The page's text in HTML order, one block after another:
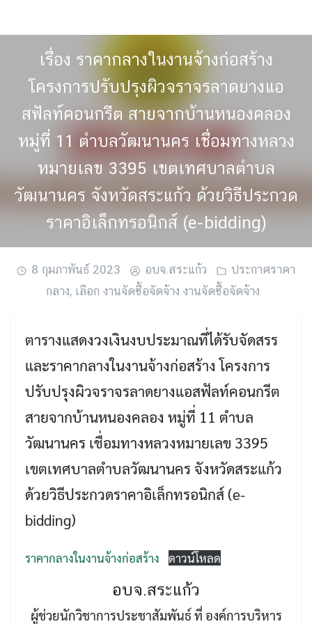
Search
Search
เรื่อง ราคากลางในงานจ้างก่อสร้าง
โครงการปรับปรุงผิวจราจรลาดยางแอ
สฟัลท์คอนกรีต สายจากบ้านหนองคลอง
หมู่ที่ 11 ตำบลวัฒนานคร เชื่อมทางหลวง
หมายเลข 3395 เขตเทศบาลตำบล
วัฒนานคร จังหวัดสระแก้ว ด้วยวิธีประกวด
ราคาอิเล็กทรอนิกส์ (e-bidding)
8 กุมภาพันธ์ 2023 อบจ.สระแก้ว
ประกาศราคา
กลาง, เลือก งานจัดซื้อจัดจ้าง งานจัดซื้อจัดจ้าง
ตารางแสดงวงเงินงบประมาณที่ได้รับจัดสรร
และราคากลางในงานจ้างก่อสร้าง โครงการ
ปรับปรุงผิวจราจรลาดยางแอสฟัลท์คอนกรีต
สายจากบ้านหนองคลอง หมู่ที่ 11 ตำบล
วัฒนานคร เชื่อมทางหลวงหมายเลข 3395
เขตเทศบาลตำบลวัฒนานคร จังหวัดสระแก้ว
ด้วยวิธีประกวดราคาอิเล็กทรอนิกส์ (e-
bidding)
ราคากลางในงานจ้างก่อสร้าง ดาวน์โหลด
อบจ.สระแก้ว
ผู้ช่วยนักวิชาการประชาสัมพันธ์ ที่ องค์การบริหาร